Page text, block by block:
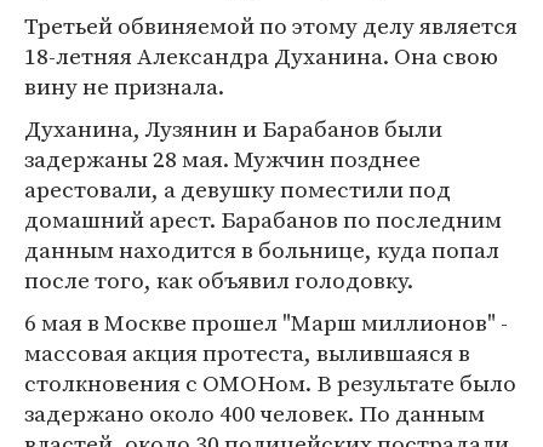
Третьей обвиняемой по этому делу является
18-летняя Александра Духанина. Она свою
вину не признала.
Духанина, Лузянин и Барабанов были
задержаны 28 мая. Мужчин позднее
арестовали, а девушку поместили под
домашний арест. Барабанов по последним
данным находится в больнице, куда попал
после того, как объявил голодовку.
6 мая в Москве прошел "Марш миллионов" -
массовая акция протеста, вылившаяся в
столкновения с ОМОНом. В результате было
задержано около 400 человек. По данным